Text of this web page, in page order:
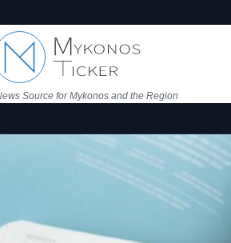
Source for Mykonos and the Region